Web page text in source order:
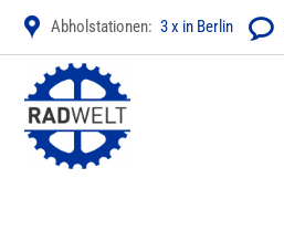
Zum
Inhalt
springen
Abholstationen: 3 x in Berlin